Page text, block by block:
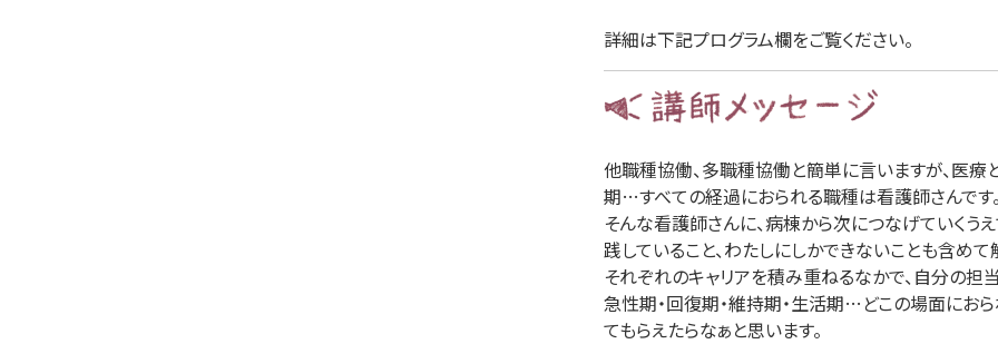
詳細は下記プログラム欄をご覧ください。
他職種協働、多職種協働と簡単に言いますが、医療
期…すべての経過におられる職種は看護師さんです
そんな看護師さんに、病棟から次につなげていくう
践していること、わたしにしかできないことも含めて
それぞれのキャリアを積み重ねるなかで、自分の担
急性期・回復期・維持期・生活期…どこの場面にお
てもらえたらなぁと思います。